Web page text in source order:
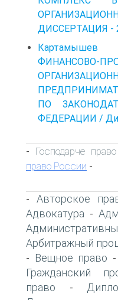
ДИССЕРТАЦИЯ -
Картамышев
ФИНАНСОВО-
ПО
ФЕДЕРАЦИИ /
- Господарче
право России -
-Авторское
Адвокатура -
Арбитражный
- Вещное право -
Гражданский
право -